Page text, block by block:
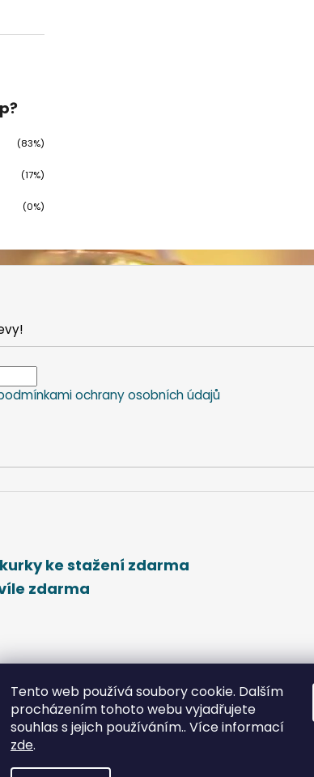
Tento web používá soubory cookie. Dalším
procházením tohoto webu vyjadřujete
souhlas s jejich používáním.. Více informací
zde.
(83%)
(17%)
(0%)
ochrany osobních údajů
ke stažení zdarma
zdarma